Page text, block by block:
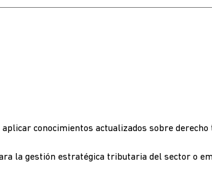
conocimientos actualizados sobre
la gestión estratégica tributaria del sector o